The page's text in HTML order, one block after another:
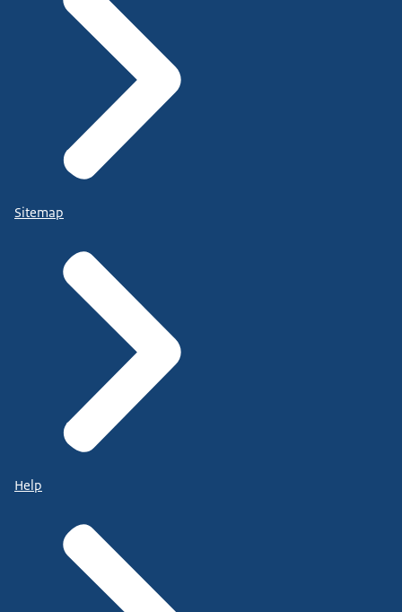
Sitemap
Help